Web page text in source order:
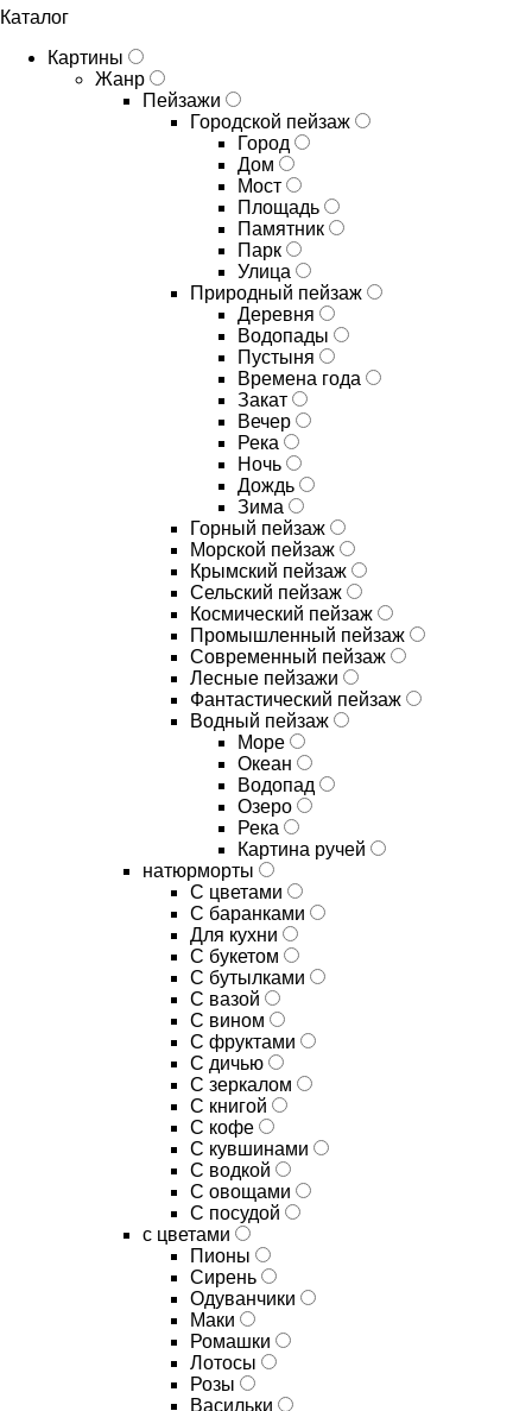
Каталог
Картины
Жанр
Пейзажи
Городской пейзаж
Город
Дом
Мост
Площадь
Памятник
Парк
Улица
Природный пейзаж
Деревня
Водопады
Пустыня
Времена года
Закат
Вечер
Река
Ночь
Дождь
Зима
Горный пейзаж
Морской пейзаж
Крымский пейзаж
Сельский пейзаж
Космический пейзаж
Промышленный пейзаж
Современный пейзаж
Лесные пейзажи
Фантастический пейзаж
Водный пейзаж
Море
Океан
Водопад
Озеро
Река
Картина ручей
натюрморты
С цветами
С баранками
Для кухни
C букетом
C бутылками
C вазой
C вином
C фруктами
C дичью
C зеркалом
C книгой
C кофе
C кувшинами
C водкой
C овощами
C посудой
с цветами
Пионы
Сирень
Одуванчики
Маки
Ромашки
Лотосы
Розы
Васильки